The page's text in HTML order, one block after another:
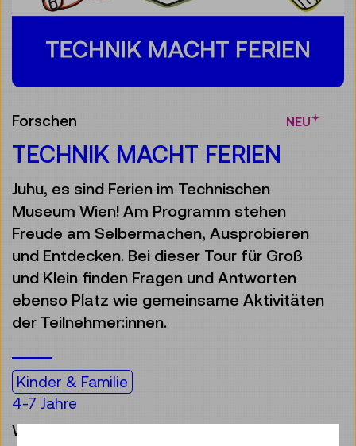
Forschen NEU
TECHNIK MACHT FERIEN
Juhu, es sind Ferien im Technischen
Museum Wien! Am Programm stehen
Freude am Selbermachen, Ausprobieren
und Entdecken. Bei dieser Tour für Groß
und Klein finden Fragen und Antworten
ebenso Platz wie gemeinsame Aktivitäten
der Teilnehmer:innen.
Kinder & Familie
4-7 Jahre
Workshop